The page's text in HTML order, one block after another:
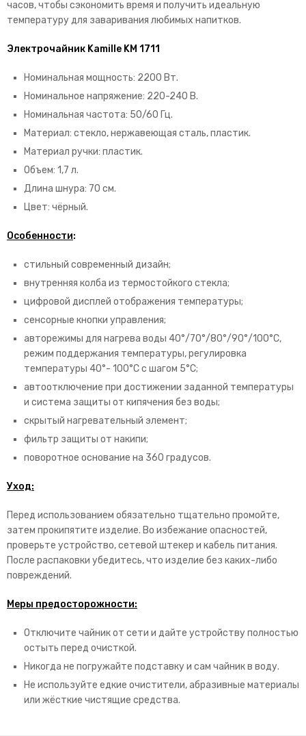
часов, чтобы сэкономить время и получить идеальную
температуру для заваривания любимых напитков.
Электрочайник Kamille KM 1711
Номинальная мощность: 2200 Вт.
Номинальное напряжение: 220-240 В.
Номинальная частота: 50/60 Гц.
Материал: стекло, нержавеющая сталь, пластик.
Материал ручки: пластик.
Объем: 1,7 л.
Длина шнура: 70 см.
Цвет: чёрный.
Особенности:
стильный современный дизайн;
внутренняя колба из термостойкого стекла;
цифровой дисплей отображения температуры;
сенсорные кнопки управления;
авторежимы для нагрева воды 40°/70°/80°/90°/100°C,
режим поддержания температуры, регулировка
температуры 40°- 100°С с шагом 5°С;
автоотключение при достижении заданной температуры
и система защиты от кипячения без воды;
скрытый нагревательный элемент;
фильтр защиты от накипи;
поворотное основание на 360 градусов.
Уход:
Перед использованием обязательно тщательно промойте,
затем прокипятите изделие. Во избежание опасностей,
проверьте устройство, сетевой штекер и кабель питания.
После распаковки убедитесь, что изделие без каких-либо
повреждений.
Меры предосторожности:
Отключите чайник от сети и дайте устройству полностью
остыть перед очисткой.
Никогда не погружайте подставку и сам чайник в воду.
Не используйте едкие очистители, абразивные материалы
или жёсткие чистящие средства.